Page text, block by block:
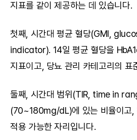
지표를 같이 제공하는 데 있습니다.
첫째, 시간대 평균 혈당(GMI,
indicator). 14일 평균 혈당을
지표이고, 당뇨 관리 카테고리의 표
둘째, 시간대 범위(TIR, time in
(70~180mg/dL)에 있는 비율이고,
적용 가능한 자리입니다.